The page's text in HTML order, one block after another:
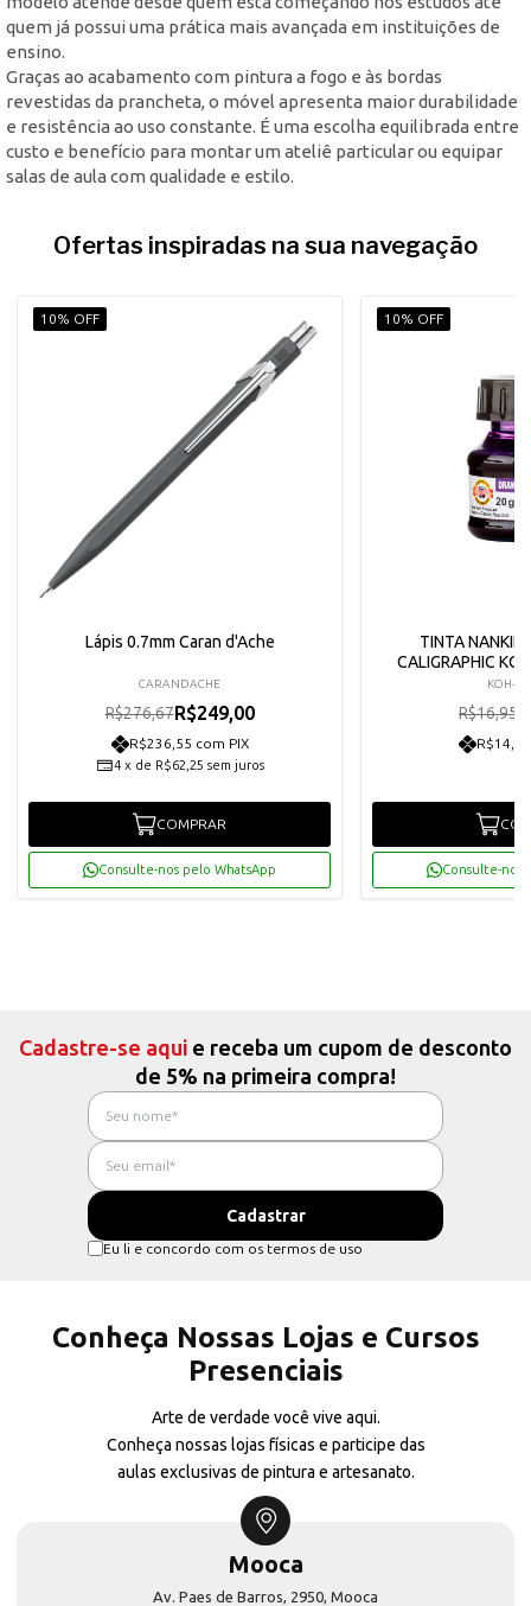
quem já possui uma prática mais avançada em instituições de
ensino.
Graças ao acabamento com pintura a fogo e às bordas
revestidas da prancheta, o móvel apresenta maior durabilidade
e resistência ao uso constante. É uma escolha equilibrada entre
custo e benefício para montar um ateliê particular ou equipar
salas de aula com qualidade e estilo.
Ofertas inspiradas na sua navegação
10% OFF
Lápis 0.7mm Caran d'Ache
CARANDACHE
R$276,67R$249,00
R$236,55 com PIX
4 x de R$62,25 sem juros
COMPRAR
Consulte-nos pelo WhatsApp
10% OFF
TINTA NANKIN
CALIGRAPHIC
KOH-I-
R$16,95
Consulte-nos
Cadastre-se aqui e receba um cupom de desconto
de 5% na primeira compra!
Eu li e concordo com os termos de uso
Conheça Nossas Lojas e Cursos
Presenciais
Arte de verdade você vive aqui.
Conheça nossas lojas físicas e participe das
aulas exclusivas de pintura e artesanato.
Mooca
Av. Paes de Barros, 2950, Mooca